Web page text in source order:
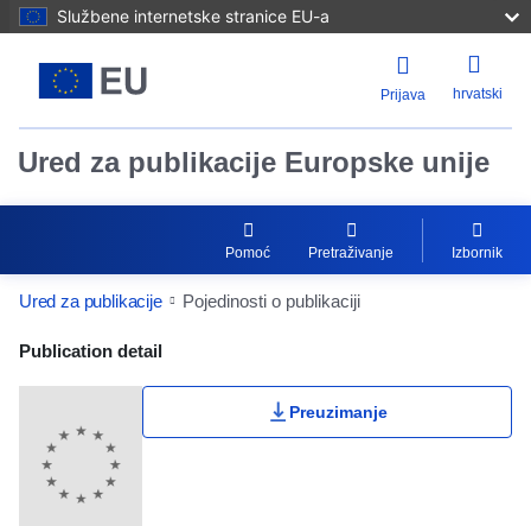
Službene internetske stranice EU-a
Prijava hrvatski
Ured za publikacije Europske unije
Pomoć Pretraživanje Izbornik
Ured za publikacije Pojedinosti o publikaciji
Publication Detail Actions Portlet
Publication detail
Preuzimanje